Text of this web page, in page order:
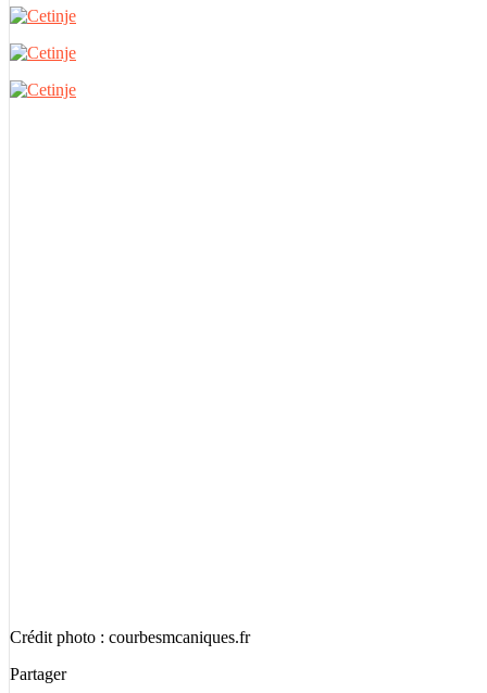
Crédit photo : courbesmcaniques.fr
Partager